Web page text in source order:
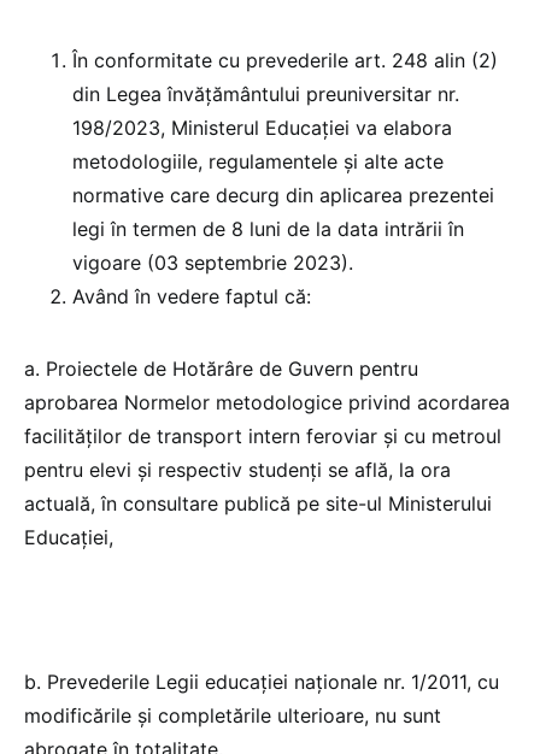
În conformitate cu prevederile art. 248 alin (2)
din Legea învățământului preuniversitar nr.
198/2023, Ministerul Educației va elabora
metodologiile, regulamentele și alte acte
normative care decurg din aplicarea prezentei
legi în termen de 8 luni de la data intrării în
vigoare (03 septembrie 2023).
Având în vedere faptul că:
a. Proiectele de Hotărâre de Guvern pentru
aprobarea Normelor metodologice privind acordarea
facilităților de transport intern feroviar și cu metroul
pentru elevi și respectiv studenți se află, la ora
actuală, în consultare publică pe site-ul Ministerului
Educației,
b. Prevederile Legii educației naționale nr. 1/2011, cu
modificările și completările ulterioare, nu sunt